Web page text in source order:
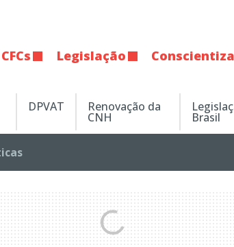
CFCs Legislação
DPVAT Renovação da
CNH Brasil